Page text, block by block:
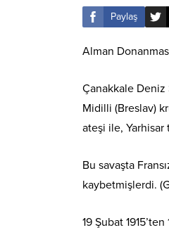
Paylaş
Alman
Çanakkale Deniz
Midilli (Breslav)
ateşi ile, Yarhisar
Bu savaşta
kaybetmişlerdi.
19 Şubat